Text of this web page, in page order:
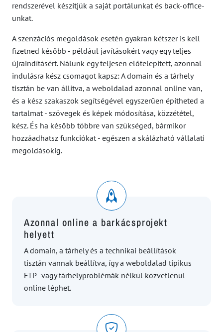
rendszerével készítjük a saját portálunkat és back-office-
unkat.
A szenzációs megoldások esetén gyakran kétszer is kell
fizetned később - például javításokért vagy egy teljes
újraindításért. Nálunk egy teljesen előtelepített, azonnal
indulásra kész csomagot kapsz: A domain és a tárhely
tisztán be van állítva, a weboldalad azonnal online van,
és a kész szakaszok segítségével egyszerűen építheted a
tartalmat - szövegek és képek módosítása, közzététel,
kész. És ha később többre van szükséged, bármikor
hozzáadhatsz funkciókat - egészen a skálázható vállalati
megoldásokig.
Azonnal online a barkácsprojekt
helyett
A domain, a tárhely és a technikai beállítások
tisztán vannak beállítva, így a weboldalad tipikus
FTP- vagy tárhelyproblémák nélkül közvetlenül
online léphet.